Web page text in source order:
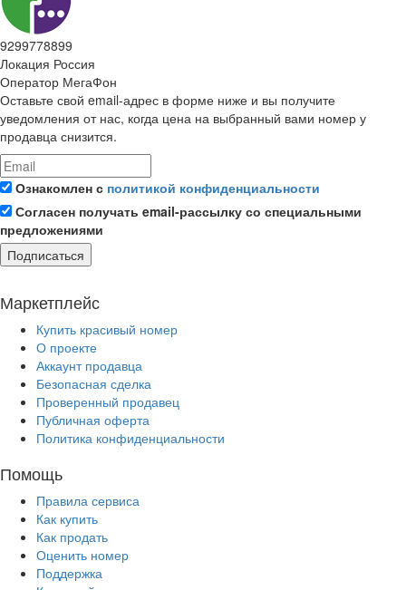
9299778899
Локация Россия
Оператор МегаФон
Оставьте свой email-адрес в форме ниже и вы получите
уведомления от нас, когда цена на выбранный вами номер у
продавца снизится.
Ознакомлен с политикой конфиденциальности
Согласен получать email-рассылку со специальными
предложениями
Подписаться
Маркетплейс
Купить красивый номер
О проекте
Аккаунт продавца
Безопасная сделка
Проверенный продавец
Публичная оферта
Политика конфиденциальности
Помощь
Правила сервиса
Как купить
Как продать
Оценить номер
Поддержка